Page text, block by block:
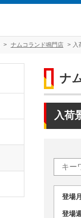
ナムコランド鳴門店 入
ナ
入荷
登
登